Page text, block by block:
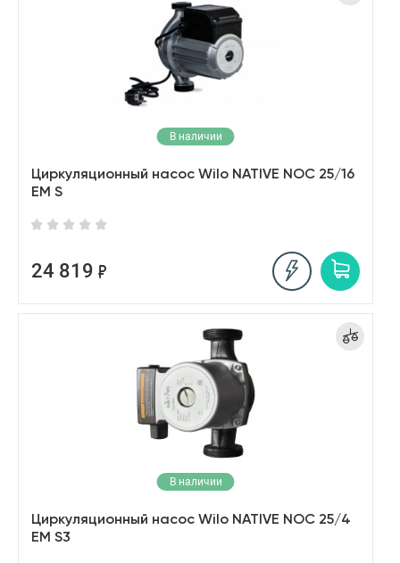
В наличии
Циркуляционный насос Wilo NATIVE NOC 25/16
EM S
24 819
В наличии
Циркуляционный насос Wilo NATIVE NOC 25/4
EM S3